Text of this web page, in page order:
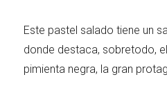
La salsa ideal Los
Este pastel salado tiene un
donde destaca, sobretodo,
pimienta negra, la gran